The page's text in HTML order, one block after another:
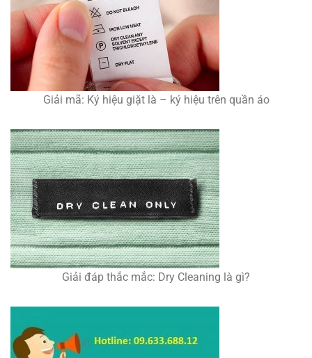
Giải mã: Ký hiệu giặt là – ký hiệu trên quần áo
Giải đáp thắc mắc: Dry Cleaning là gì?